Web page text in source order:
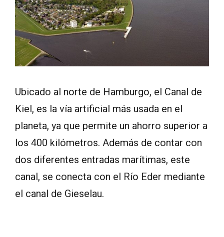
Ubicado al norte de Hamburgo, el Canal de
Kiel, es la vía artificial más usada en el
planeta, ya que permite un ahorro superior a
los 400 kilómetros. Además de contar con
dos diferentes entradas marítimas, este
canal, se conecta con el Río Eder mediante
el canal de Gieselau.